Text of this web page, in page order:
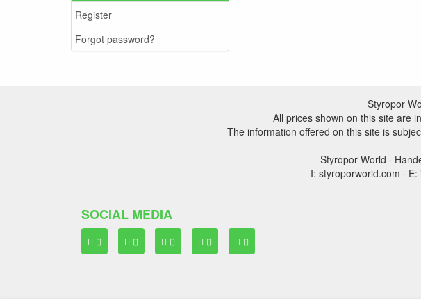
Register
Forgot password?
Styropor
All prices shown on this site are
The information offered on this site is
Styropor World ·
I: styroporworld.com ·
SOCIAL MEDIA